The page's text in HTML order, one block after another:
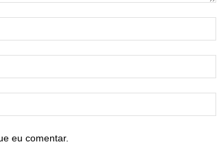
eu comentar.